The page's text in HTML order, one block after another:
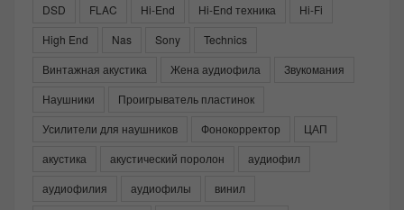
DSD FLAC Hi-End Hi-End техника
Hi-Fi
High End
Nas Sony
Technics
Винтажная акустика
Жена аудиофила
Звукомания
Наушники
Проигрыватель пластинок
Усилители для наушников
Фонокорректор
ЦАП
акустика
акустический поролон
аудиофил
аудиофилия
аудиофилы
винил